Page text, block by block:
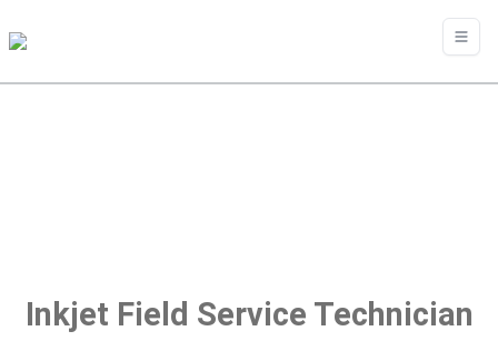
Inkjet Field Service Technician